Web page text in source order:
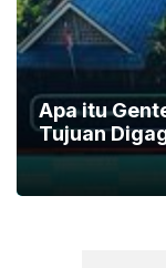
Apa itu
Tujuan